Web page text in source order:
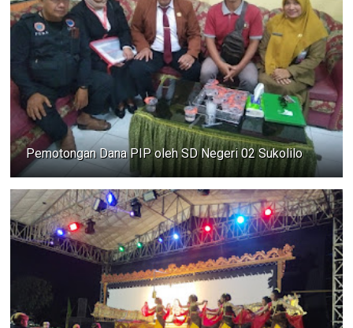
Pemotongan Dana PIP oleh SD Negeri 02 Sukolilo